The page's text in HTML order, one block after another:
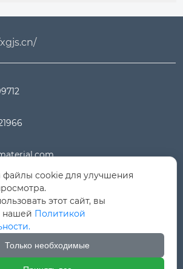
№ 9, Зона экономического
(Северный район), провинция
cookie для улучшения
этот сайт, вы
нашей Политикой
Только необходимые